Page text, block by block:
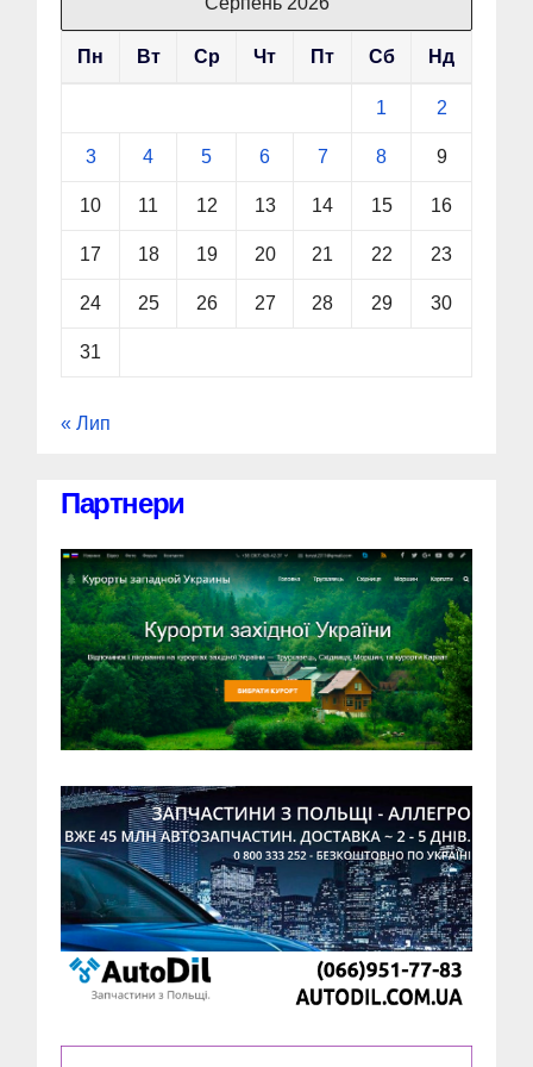
Пн Вт Ср Чт Пт Сб Нд
1 2
3 4 5 6 7 8 9
10 11 12 13 14 15 16
17 18 19 20 21 22 23
24 25 26 27 28 29 30
31
« Лип
Партнери